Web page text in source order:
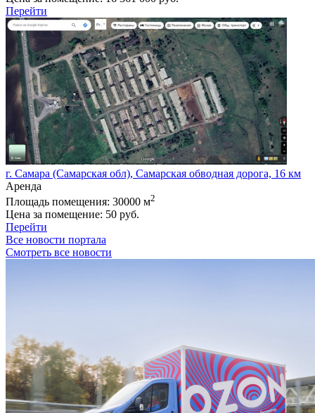
Перейти
г. Самара (Самарская обл), Самарская обводная дорога, 16 км
Аренда
Площадь помещения: 30000 м2
Цена за помещение: 50 руб.
Перейти
Все новости портала
Смотреть все новости